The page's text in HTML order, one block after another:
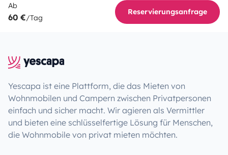
Ab
60 €/Tag
Reservierungsanfrage
Yescapa ist eine Plattform, die das Mieten von
Wohnmobilen und Campern zwischen Privatpersonen
einfach und sicher macht. Wir agieren als Vermittler
und bieten eine schlüsselfertige Lösung für Menschen,
die Wohnmobile von privat mieten möchten.